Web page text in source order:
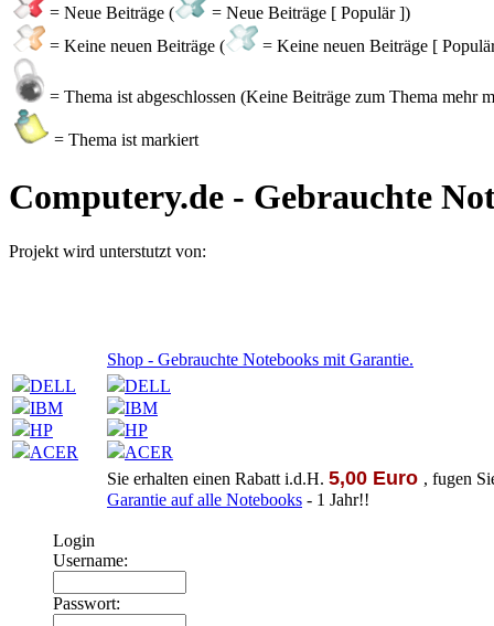
= Neue Beiträge (
= Neue Beiträge [ Populär ])
= Keine neuen Beiträge (
= Keine neuen Beiträge [
= Thema ist abgeschlossen (Keine Beiträge zum Thema mehr
= Thema ist markiert
Computery.de - Gebrauchte
Projekt wird unterstutzt von:
Shop - Gebrauchte Notebooks mit Garantie.
DELL
IBM
HP
ACER
DELL
IBM
HP
ACER
Sie erhalten einen Rabatt i.d.H. 5,00 Euro , fugen
Garantie auf alle Notebooks - 1 Jahr!!
Login
Username:
Passwort: